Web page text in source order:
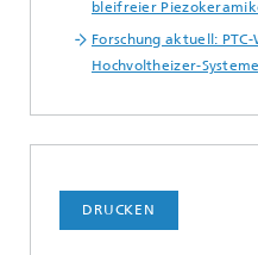
bleifreier
Forschung aktuell:
Hochvoltheizer-
DRUCKEN